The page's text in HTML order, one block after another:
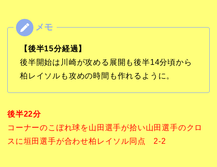
【後半15分経過】
後半開始は川崎が攻める展開も後半14分頃から
柏レイソルも攻めの時間も作れるように。
後半22分
コーナーのこぼれ球を山田選手が拾い山田選手のクロ
スに垣田選手が合わせ柏レイソル同点 2-2